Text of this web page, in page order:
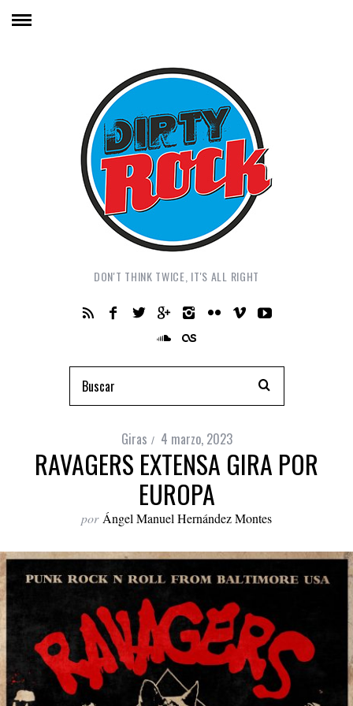
DON'T THINK TWICE, IT'S ALL RIGHT
Giras 4 marzo, 2023
RAVAGERS EXTENSA GIRA POR
EUROPA
por Ángel Manuel Hernández Montes